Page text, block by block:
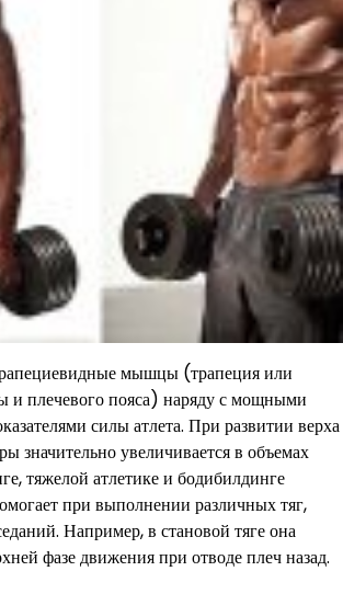
мышцы (трапеция или
и плечевого пояса) наряду с мощными
силы атлета. При развитии верха
значительно увеличивается в объемах
тяжелой атлетике и бодибилдинге
при выполнении различных тяг,
Например, в становой тяге она
фазе движения при отводе плеч назад.